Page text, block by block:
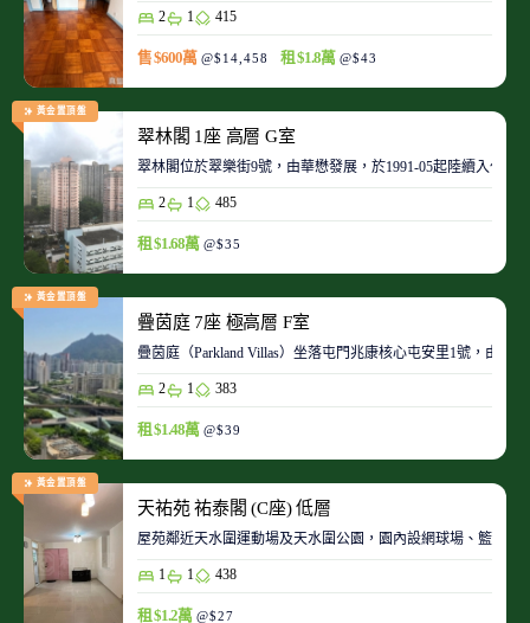
2 1 415
售 $600萬 @$14,458 租 $1.8萬 @$43
黃金置頂盤
翠林閣 1座 高層 G室
翠林閣位於翠樂街9號，由華懋發展，於1991-05起陸續入伙
2 1 485
租 $1.68萬 @$35
黃金置頂盤
疊茵庭 7座 極高層 F室
疊茵庭（Parkland Villas）坐落屯門兆康核心屯安里1號，由
2 1 383
租 $1.48萬 @$39
黃金置頂盤
天祐苑 祐泰閣 (C座) 低層
屋苑鄰近天水圍運動場及天水圍公園，園內設網球場、籃球
1 1 438
租 $1.2萬 @$27